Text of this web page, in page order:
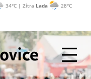
34°C | Zítra Lada 28°C